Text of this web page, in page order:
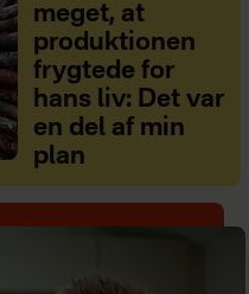
meget, at
produktionen
frygtede for
hans liv: Det var
en del af min
plan